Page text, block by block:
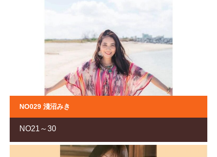
NO029 淺沼みき
NO21～30